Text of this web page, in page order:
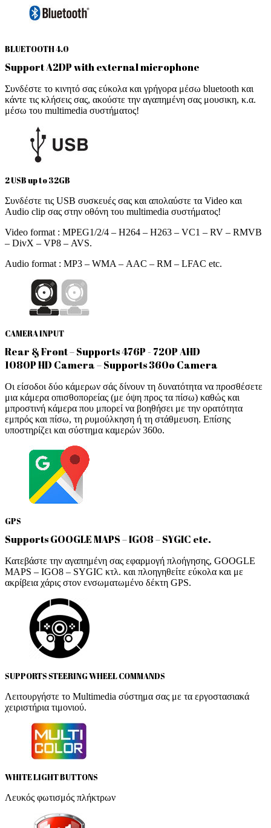
BLUETOOTH 4.0
Support A2DP with external microphone
Συνδέστε το κινητό σας εύκολα και γρήγορα μέσω bluetooth και
κάντε τις κλήσεις σας, ακούστε την αγαπημένη σας μουσικη, κ.α.
μέσω του multimedia συστήματος!
2 USB up to 32GB
Συνδέστε τις USB συσκευές σας και απολαύστε τα Video και
Audio clip σας στην οθόνη του multimedia συστήματος!
Video format : MPEG1/2/4 – H264 – H263 – VC1 – RV – RMVB
– DivX – VP8 – AVS.
Audio format : MP3 – WMA – AAC – RM – LFAC etc.
CAMERA INPUT
Rear & Front – Supports 476P - 720P AHD
1080P HD Camera – Supports 360o Camera
Οι είσοδοι δύο κάμερων σάς δίνουν τη δυνατότητα να προσθέσετε
μια κάμερα οπισθοπορείας (με όψη προς τα πίσω) καθώς και
μπροστινή κάμερα που μπορεί να βοηθήσει με την ορατότητα
εμπρός και πίσω, τη ρυμούλκηση ή τη στάθμευση. Επίσης
υποστηρίζει και σύστημα καμερών 360ο.
GPS
Supports GOOGLE MAPS – IGO8 – SYGIC etc.
Κατεβάστε την αγαπημένη σας εφαρμογή πλοήγησης, GOOGLE
MAPS – IGO8 – SYGIC κτλ. και πλοηγηθείτε εύκολα και με
ακρίβεια χάρις στον ενσωματωμένο δέκτη GPS.
SUPPORTS STEERING WHEEL COMMANDS
Λειτουργήστε το Multimedia σύστημα σας με τα εργοστασιακά
χειριστήρια τιμονιού.
WHITE LIGHT BUTTONS
Λευκός φωτισμός πλήκτρων